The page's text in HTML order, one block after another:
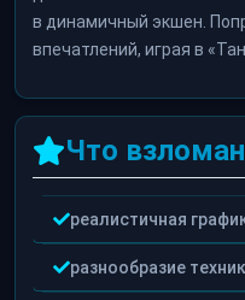
в динамичный экшен.
впечатлений, играя в
Что
реалистичная
разнообразие